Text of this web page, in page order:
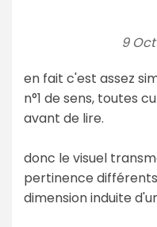
9
en fait c'est assez
n°1 de sens, toutes
avant de lire.
donc le visuel
pertinence
dimension induite